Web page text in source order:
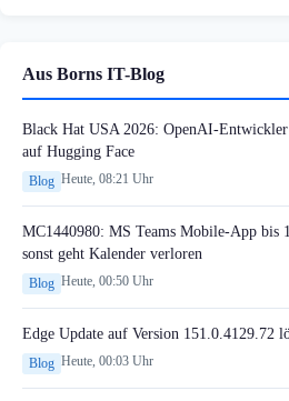
Aus Borns IT-Blog
Black Hat USA 2026: OpenAI-
auf Hugging Face
Blog Heute, 08:21 Uhr
MC1440980: MS Teams Mobile-App bis
sonst geht Kalender verloren
Blog Heute, 00:50 Uhr
Edge Update auf Version 151.0.4129.72
Blog Heute, 00:03 Uhr